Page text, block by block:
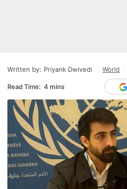
Written by: Priyank Dwivedi World
Read Time: 4 mins